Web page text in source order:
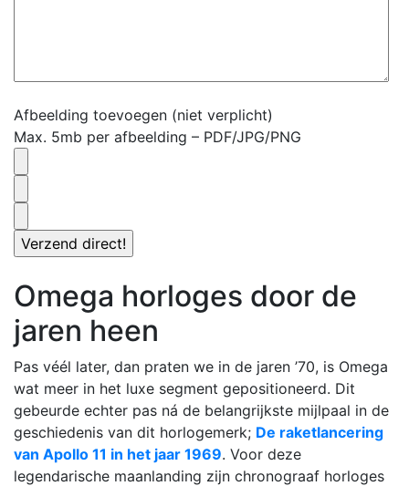
Afbeelding toevoegen (niet verplicht)
Max. 5mb per afbeelding – PDF/JPG/PNG
Omega horloges door de
jaren heen
Pas véél later, dan praten we in de jaren ’70, is Omega
wat meer in het luxe segment gepositioneerd. Dit
gebeurde echter pas ná de belangrijkste mijlpaal in de
geschiedenis van dit horlogemerk; De raketlancering
van Apollo 11 in het jaar 1969. Voor deze
legendarische maanlanding zijn chronograaf horloges